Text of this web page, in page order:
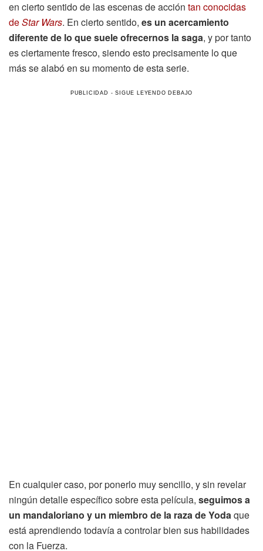
en cierto sentido de las escenas de acción tan conocidas
deStar Wars. En cierto sentido, es un acercamiento
diferente de lo que suele ofrecernos la saga, y por tanto
es ciertamente fresco, siendo esto precisamente lo que
más se alabó en su momento de esta serie.
En cualquier caso, por ponerlo muy sencillo, y sin revelar
ningún detalle específico sobre esta película, seguimos a
un mandaloriano y un miembro de la raza de Yodaque
está aprendiendo todavía a controlar bien sus habilidades
con la Fuerza.